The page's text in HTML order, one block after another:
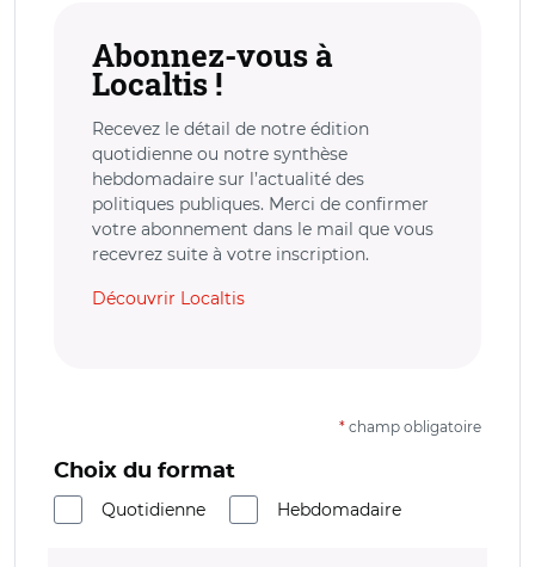
Abonnez-vous à
Localtis !
Recevez le détail de notre édition
quotidienne ou notre synthèse
hebdomadaire sur l’actualité des
politiques publiques. Merci de confirmer
votre abonnement dans le mail que vous
recevrez suite à votre inscription.
Découvrir Localtis
* champ obligatoire
Choix du format
Quotidienne
Hebdomadaire